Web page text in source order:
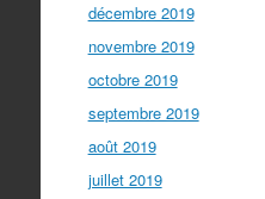
décembre 2019
novembre 2019
octobre 2019
septembre 2019
août 2019
juillet 2019